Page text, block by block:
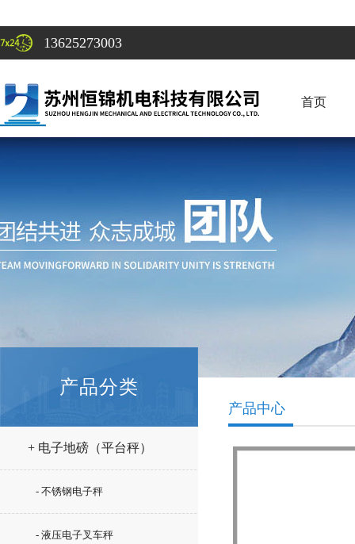
13625273003
首页
产品分类
+ 电子地磅（平台秤）
- 不锈钢电子秤
- 液压电子叉车秤
产品中心